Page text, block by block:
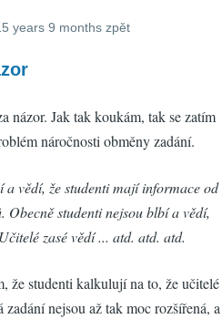
years 9 months zpět
Další
názor
Libor
(neověřeno)
názor. Jak tak koukám, tak se zatím
náročnosti obměny zadání.
a vědí, že studenti mají informace od
Obecně studenti nejsou blbí a vědí,
zasé vědí ... atd. atd. atd.
že studenti kalkulují na to, že učitelé
zadání nejsou až tak moc rozšířená, a